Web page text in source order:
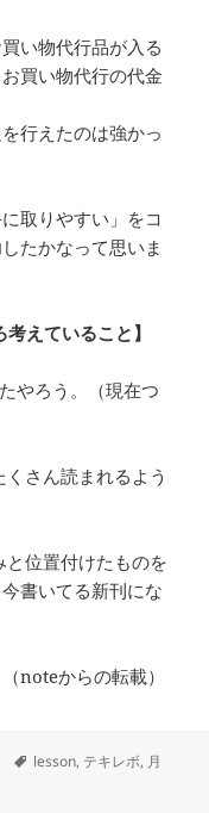
い物代行品が入る
買い物代行の代金
行えたのは強かっ
取りやすい」をコ
たかなって思いま
えていること】
やろう。（現在つ
さん読まれるよう
と位置付けたものを
書いてる新刊にな
noteからの転載）
タ
lesson, テキレボ, 月
＆企画主催） に